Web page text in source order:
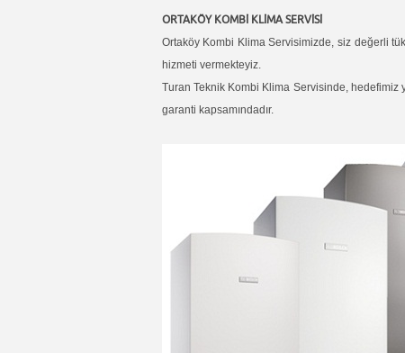
ORTAKÖY KOMBİ KLİMA SERVİSİ
Ortaköy Kombi Klima Servisimizde, siz değerli
hizmeti vermekteyiz.
Turan Teknik Kombi Klima Servisinde, hedefimiz
garanti kapsamındadır.